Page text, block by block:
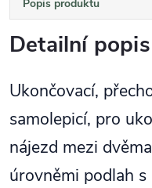
Popis produktu
Detailní
Ukončovací,
samolepicí, pro
nájezd mezi
úrovněmi podlah